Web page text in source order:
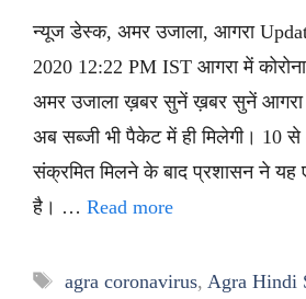
न्यूज डेस्क, अमर उजाला, आगरा
2020 12:22 PM IST आगरा में
अमर उजाला ख़बर सुनें ख़बर सुनें
अब सब्जी भी पैकेट में ही मिलेगी। 10
संक्रमित मिलने के बाद प्रशासन ने यह
है। … Read more
Tags
agra coronavirus, Agra Hindi